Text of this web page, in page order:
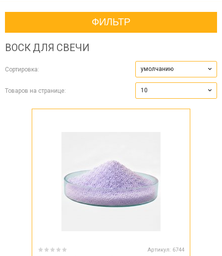
ФИЛЬТР
ВОСК ДЛЯ СВЕЧИ
Сортировка: умолчанию
Товаров на странице: 10
Артикул: 6744